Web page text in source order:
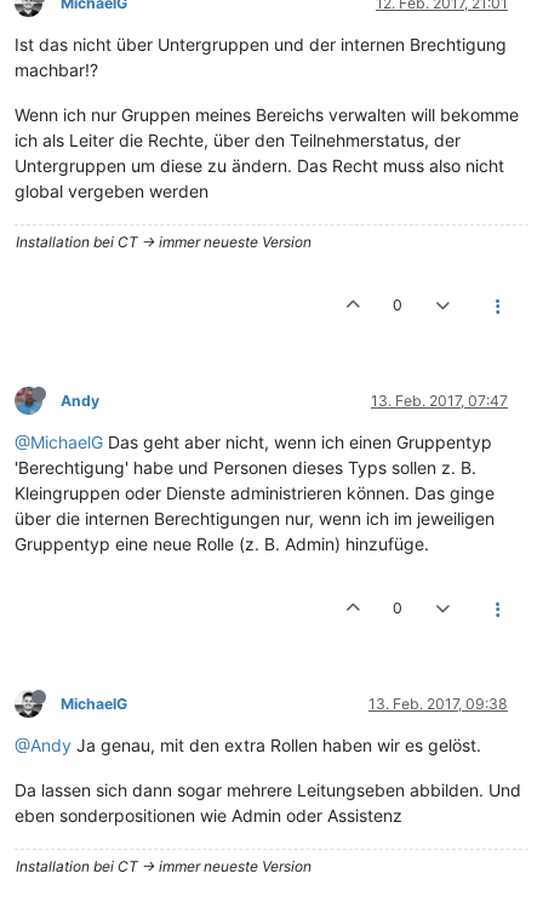
Ist das nicht über Untergruppen und der internen Brechtigung
machbar!?
Wenn ich nur Gruppen meines Bereichs verwalten will bekomme
ich als Leiter die Rechte, über den Teilnehmerstatus, der
Untergruppen um diese zu ändern. Das Recht muss also nicht
global vergeben werden
Installation bei CT -> immer neueste Version
0
Andy 13. Feb. 2017, 07:47
@MichaelG Das geht aber nicht, wenn ich einen Gruppentyp
'Berechtigung' habe und Personen dieses Typs sollen z. B.
Kleingruppen oder Dienste administrieren können. Das ginge
über die internen Berechtigungen nur, wenn ich im jeweiligen
Gruppentyp eine neue Rolle (z. B. Admin) hinzufüge.
0
MichaelG 13. Feb. 2017, 09:38
@Andy Ja genau, mit den extra Rollen haben wir es gelöst.
Da lassen sich dann sogar mehrere Leitungseben abbilden. Und
eben sonderpositionen wie Admin oder Assistenz
Installation bei CT -> immer neueste Version